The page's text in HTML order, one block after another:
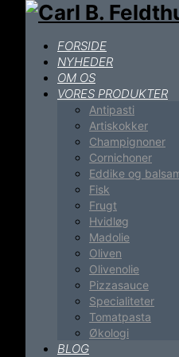
FORSIDE
NYHEDER
OM OS
VORES PRODUKTER
Antipasti
Artiskokker
Champignoner
Cornichoner
Eddike og
Fisk
Frugt
Hvidløg
Madolie
Oliven
Olivenolie
Pizzasauce
Specialiteter
Tomatpasta
Økologi
BLOG